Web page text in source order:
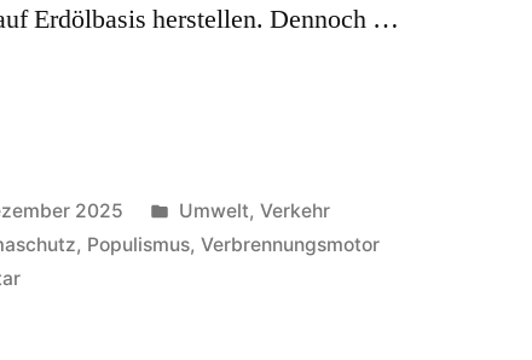
Erdölbasis herstellen. Dennoch …
2025
Veröffentlicht
in
Umwelt, Verkehr
, Populismus,Verbrennungsmotor
zu